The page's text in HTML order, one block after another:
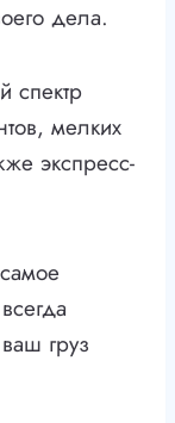
дела.
спектр
мелких
экспресс-
груз